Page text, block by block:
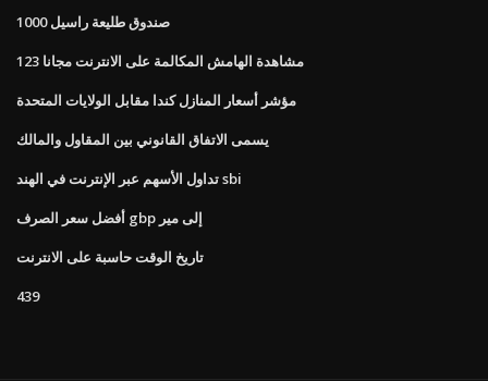
صندوق طليعة راسيل 1000
مشاهدة الهامش المكالمة على الانترنت مجانا 123
مؤشر أسعار المنازل كندا مقابل الولايات المتحدة
يسمى الاتفاق القانوني بين المقاول والمالك
تداول الأسهم عبر الإنترنت في الهند sbi
أفضل سعر الصرف gbp إلى مير
تاريخ الوقت حاسبة على الانترنت
439